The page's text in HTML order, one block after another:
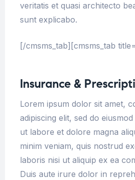
veritatis et quasi architecto
sunt explicabo.
[/cmsms_tab][cmsms_tab
Insurance &
Lorem ipsum dolor sit amet,
adipiscing elit, sed do
ut labore et dolore magna
minim veniam, quis nostrud
laboris nisi ut aliquip ex ea
Duis aute irure dolor in